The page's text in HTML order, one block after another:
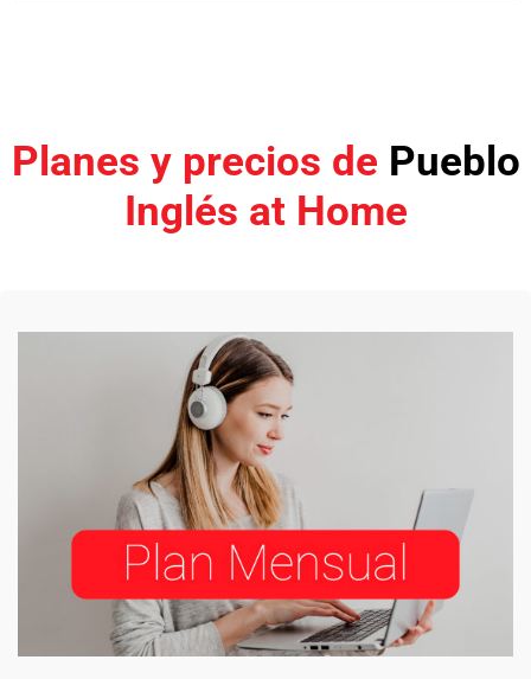
Planes y precios de Pueblo
Inglés at Home